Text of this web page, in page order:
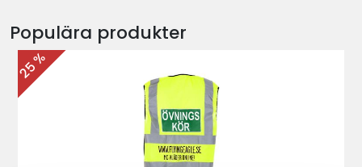
Populära produkter
25 %